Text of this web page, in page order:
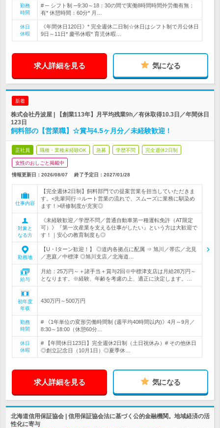
勤務
時間
# ─ シフト制 ─9:30～18：30の間で実働8時間時間外労働有無：
有* 休憩時間：60分* 月…
休日
休暇
《年間休日120日》* 完全週休二日制☆休日はシフト制で月公休日
9日～11日* 慶弔休暇* 育児休暇…
求人詳細を見る 気になる
新着
株式会社丹波屋 | 【創業113年】月平均残業9h／有休取得10.3日／年間休日
123日
飼料部の【営業職】☆賞与4.5ヶ月分／未経験歓迎！
正社員 職種・業種未経験OK 急募 学歴不問 完全週休2日制
女性のおしごと掲載中
情報更新日：2026/08/07 終了予定日： 2027/01/28
仕事内容
【完全週休2日制】飼料部門での提案営業を担当していただきま
す。<先輩同行⇒ルート営業の流れで、スムーズに業務に馴染め
ます！>研修制度が充実◎
対象と
なる方
《未経験歓迎／学歴不問／普通自動車第一種運転免許（AT限定
可）》『第一次産業を支える仕事がしたい』という方は大歓迎で
す！｜安心の教育制度も◎
勤務地
【U・Iターン歓迎！】 ◎道内各拠点に配属 ⇒ 旭川／帯広／北見
／恵庭／中標津 ◎旭川支店／北海道…
給与
月給：25万円～＋諸手当＋賞与2回※中標津支店は月給28万円～
となります。※経験、年齢を考慮の上、適正に決定します。…
初年度
年収
430万円～500万円
勤務
時間
# 《1年単位の変形労働時間制 (週平均40時間以内)》4月～9月／
8:30～18:00（休憩60分…
休日
休暇
# 【年間休日123日】完全週休2日制（土日祝休み）# その他休日
◎創立記念日（10月1日）◎夏季休…
求人詳細を見る 気になる
北海道信用保証協会 | 信用保証協会法に基づく公的金融機関。地域経済の活
性化に寄与